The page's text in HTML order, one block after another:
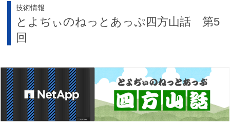
技術情報
とよぢぃのねっとあっぷ四方山話 第5
回